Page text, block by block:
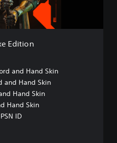
Edition
and Hand Skin
and Hand Skin
Hand Skin
Hand Skin
ID